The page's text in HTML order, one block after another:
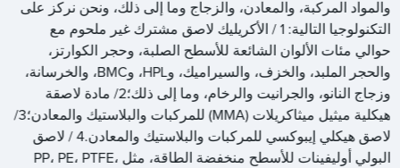
والمواد المركبة، والمعادن، والزجاج وما إلى ذلك، ونحن نركز على
التكنولوجيا التالية: 1 / الأكريليك لاصق مشترك غير ملحوم مع
حوالي مئات الألوان الشائعة للأسطح الصلبة، وحجر الكوارتز،
والحجر الملبد، والخزف، والسيراميك، وHPL، وBMC، والخرسانة،
وزجاج النانو، والجرانيت والرخام، وما إلى ذلك؛2/ مادة لاصقة
هيكلية ميثيل ميثاكريلات (MMA) للمركبات والبلاستيك والمعادن؛3/
لاصق هيكلي إيبوكسي للمركبات والبلاستيك والمعادن.4 / لاصق
البولي أوليفينات للأسطح منخفضة الطاقة، مثل PP، PE، PTFE،